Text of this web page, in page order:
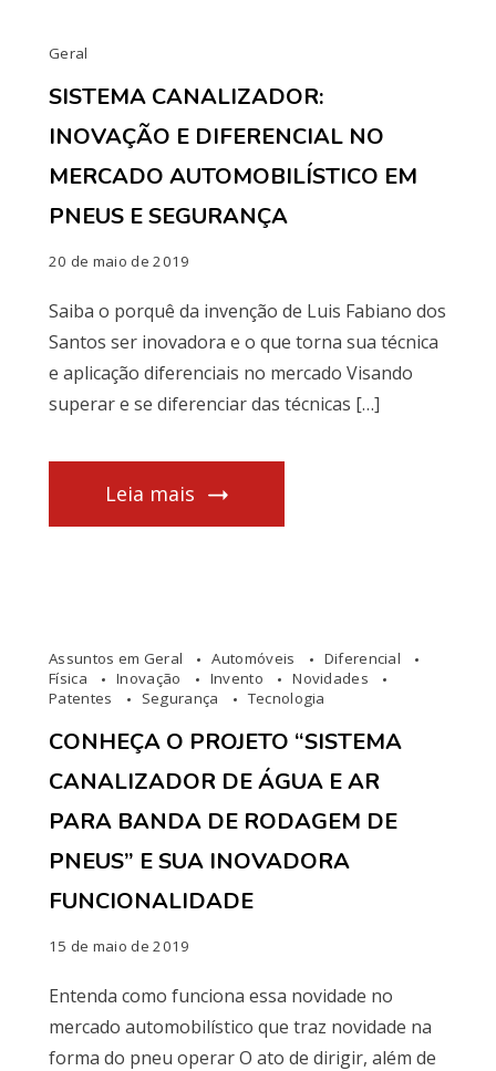
Geral
SISTEMA CANALIZADOR:
INOVAÇÃO E DIFERENCIAL NO
MERCADO AUTOMOBILÍSTICO EM
PNEUS E SEGURANÇA
20 de maio de 2019
Saiba o porquê da invenção de Luis Fabiano dos
Santos ser inovadora e o que torna sua técnica
e aplicação diferenciais no mercado Visando
superar e se diferenciar das técnicas […]
Leia mais
Assuntos em Geral Automóveis
Diferencial
Física
Inovação Invento
Novidades
Patentes
Segurança Tecnologia
CONHEÇA O PROJETO “SISTEMA
CANALIZADOR DE ÁGUA E AR
PARA BANDA DE RODAGEM DE
PNEUS” E SUA INOVADORA
FUNCIONALIDADE
15 de maio de 2019
Entenda como funciona essa novidade no
mercado automobilístico que traz novidade na
forma do pneu operar O ato de dirigir, além de